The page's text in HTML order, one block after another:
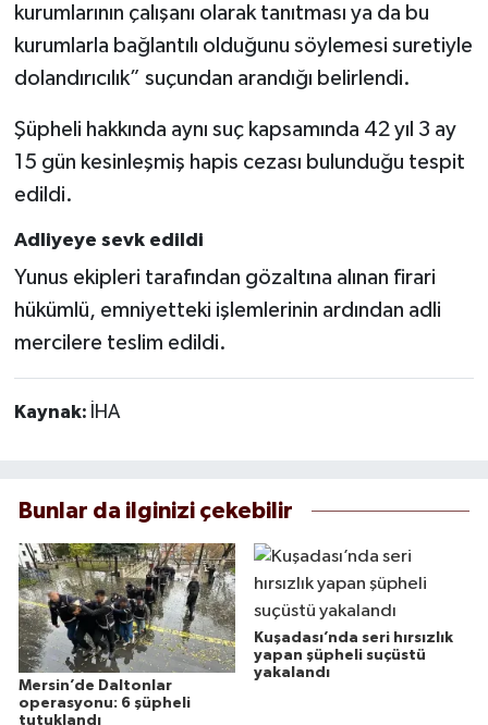
kurumlarının çalışanı olarak tanıtması ya da bu
kurumlarla bağlantılı olduğunu söylemesi suretiyle
dolandırıcılık” suçundan arandığı belirlendi.
Şüpheli hakkında aynı suç kapsamında 42 yıl 3 ay
15 gün kesinleşmiş hapis cezası bulunduğu tespit
edildi.
Adliyeye sevk edildi
Yunus ekipleri tarafından gözaltına alınan firari
hükümlü, emniyetteki işlemlerinin ardından adli
mercilere teslim edildi.
Kaynak: İHA
Bunlar da ilginizi çekebilir
Mersin’de Daltonlar
operasyonu: 6 şüpheli
tutuklandı
Kuşadası’nda seri hırsızlık
yapan şüpheli suçüstü
yakalandı